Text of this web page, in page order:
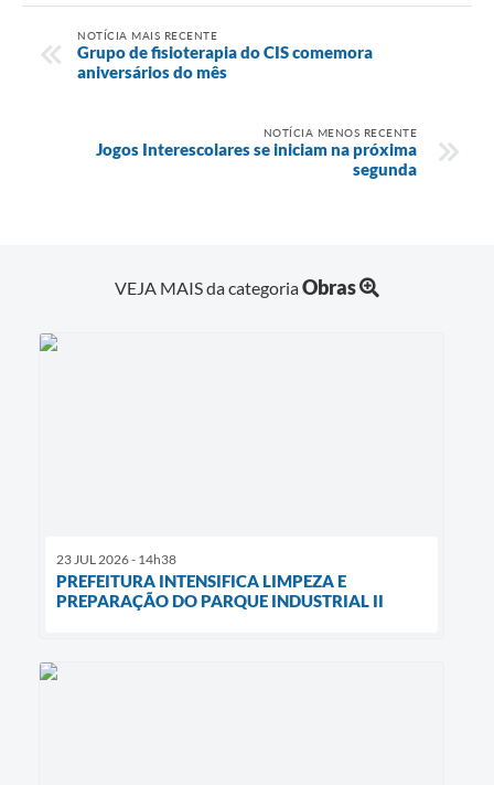
NOTÍCIA MAIS RECENTE
Grupo de fisioterapia do CIS comemora
aniversários do mês
NOTÍCIA MENOS RECENTE
Jogos Interescolares se iniciam na próxima
segunda
VEJA MAIS da categoriaObras
23 JUL 2026 - 14h38
PREFEITURA INTENSIFICA LIMPEZA E
PREPARAÇÃO DO PARQUE INDUSTRIAL II